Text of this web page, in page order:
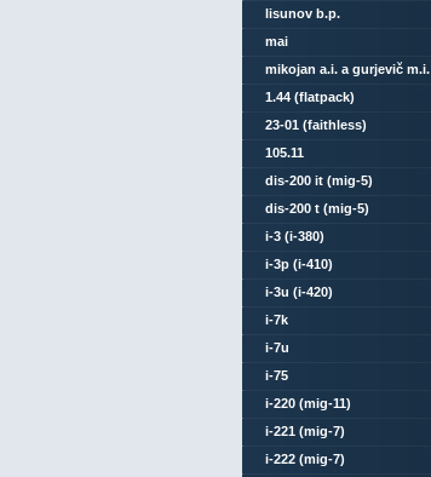
lisunov b.p.
mai
mikojan a.i. a gurjevič m.i.
1.44 (flatpack)
23-01 (faithless)
105.11
dis-200 it (mig-5)
dis-200 t (mig-5)
i-3 (i-380)
i-3p (i-410)
i-3u (i-420)
i-7k
i-7u
i-75
i-220 (mig-11)
i-221 (mig-7)
i-222 (mig-7)